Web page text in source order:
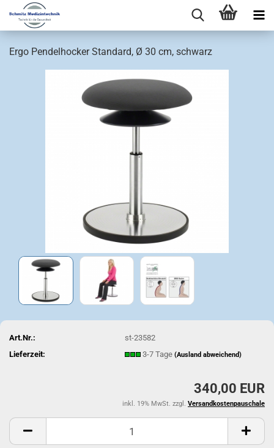
Ergo Pendelhocker Standard, Ø 30 cm, schwarz
Art.Nr.:
st-23582
Lieferzeit:
3-7 Tage(Ausland abweichend)
340,00 EUR
inkl. 19% MwSt. zzgl. Versandkostenpauschale